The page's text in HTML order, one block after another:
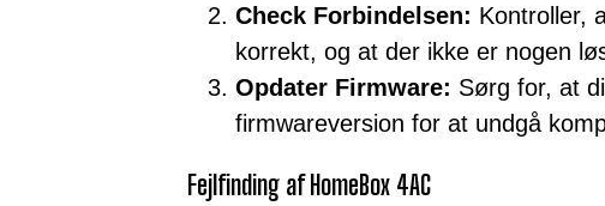
Check Forbindelsen: Kontroller,
korrekt, og at der ikke er nogen
Opdater Firmware: Sørg for, at
firmwareversion for at undgå
Fejlfinding af HomeBox 4AC